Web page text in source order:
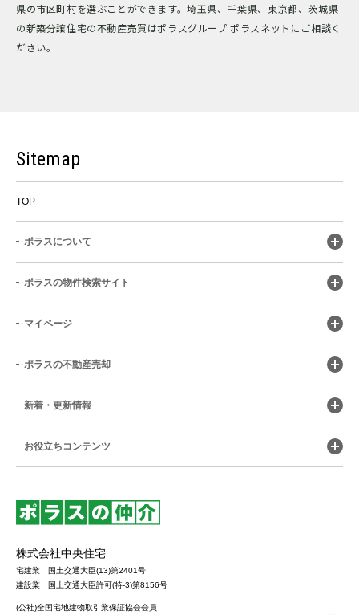
県の市区町村を選ぶことができます。埼玉県、千葉県、東京都、茨城県
の新築分譲住宅の不動産売買はポラスグループ ポラスネットにご相談く
ださい。
Sitemap
TOP
ポラスについて
ポラスの物件検索サイト
マイページ
ポラスの不動産売却
新着・更新情報
お役立ちコンテンツ
株式会社中央住宅
宅建業 国土交通大臣(13)第2401号
建設業 国土交通大臣許可(特-3)第8156号
(公社)全国宅地建物取引業保証協会会員